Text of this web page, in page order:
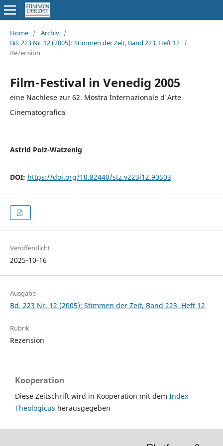
Home / Archiv /
Bd. 223 Nr. 12 (2005): Stimmen der Zeit, Band 223, Heft 12 /
Rezension
Film-Festival in Venedig 2005
eine Nachlese zur 62. Mostra Internazionale d'Arte
Cinematografica
Astrid Polz-Watzenig
DOI: https://doi.org/10.82440/stz.v223i12.90503
Veröffentlicht
2025-10-16
Ausgabe
Bd. 223 Nr. 12 (2005): Stimmen der Zeit, Band 223, Heft 12
Rubrik
Rezension
Kooperation
Diese Zeitschrift wird in Kooperation mit dem Index
Theologicus herausgegeben